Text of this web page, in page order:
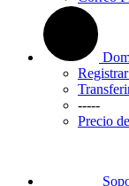
-----
Precio